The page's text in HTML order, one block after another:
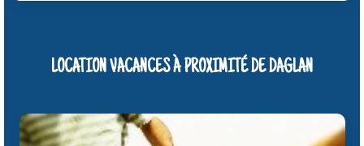
LOCATION VACANCES À PROXIMITÉ DE DAGLAN